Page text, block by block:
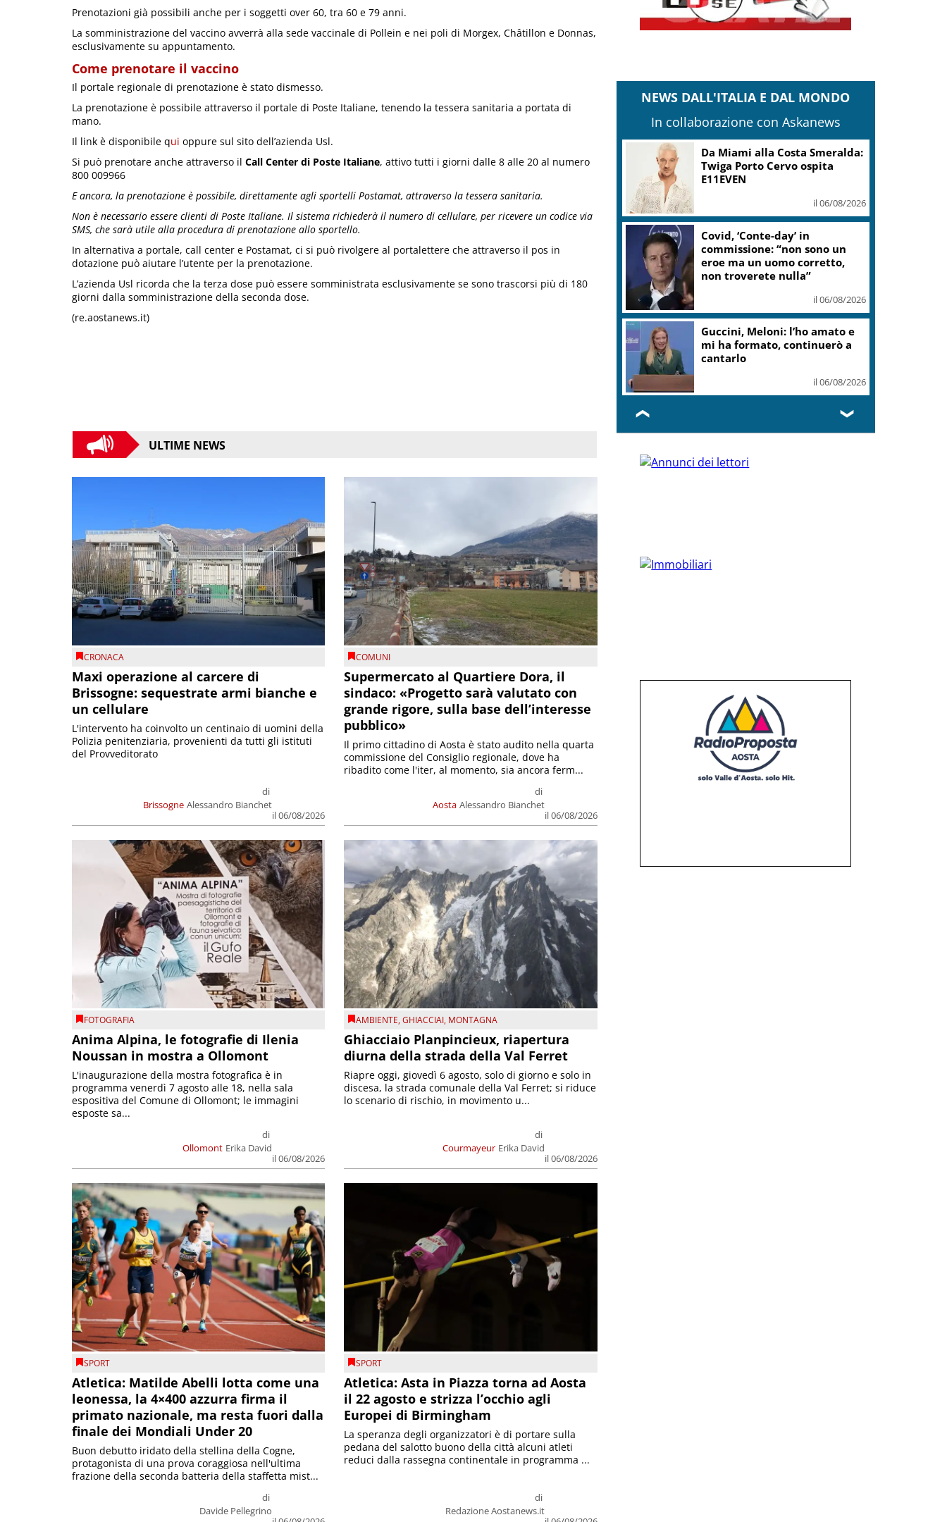
Prenotazioni già possibili anche per i soggetti over 60, tra 60 e 79 anni.
La somministrazione del vaccino avverrà alla sede vaccinale di Pollein e nei poli di Morgex, Châtillon e Donnas,
esclusivamente su appuntamento.
Come prenotare il vaccino
Il portale regionale di prenotazione è stato dismesso.
La prenotazione è possibile attraverso il portale di Poste Italiane, tenendo la tessera sanitaria a portata di
mano.
Il link è disponibile qui oppure sul sito dell’azienda Usl.
Si può prenotare anche attraverso il Call Center di Poste Italiane, attivo tutti i giorni dalle 8 alle 20 al numero
800 009966
E ancora, la prenotazione è possibile, direttamente agli sportelli Postamat, attraverso la tessera sanitaria.
Non è necessario essere clienti di Poste Italiane. Il sistema richiederà il numero di cellulare, per ricevere un codice via
SMS, che sarà utile alla procedura di prenotazione allo sportello.
In alternativa a portale, call center e Postamat, ci si può rivolgere al portalettere che attraverso il pos in
dotazione può aiutare l’utente per la prenotazione.
L’azienda Usl ricorda che la terza dose può essere somministrata esclusivamente se sono trascorsi più di 180
giorni dalla somministrazione della seconda dose.
(re.aostanews.it)
ULTIME NEWS
CRONACA
Maxi operazione al carcere di
Brissogne: sequestrate armi bianche e
un cellulare
Brissogne
di
Alessandro Bianchet
il 06/08/2026
L'intervento ha coinvolto un centinaio di uomini della
Polizia penitenziaria, provenienti da tutti gli istituti
del Provveditorato
COMUNI
Supermercato al Quartiere Dora, il
sindaco: «Progetto sarà valutato con
grande rigore, sulla base dell’interesse
pubblico»
Aosta
di
Alessandro Bianchet
il 06/08/2026
Il primo cittadino di Aosta è stato audito nella quarta
commissione del Consiglio regionale, dove ha
ribadito come l'iter, al momento, sia ancora ferm...
FOTOGRAFIA
Anima Alpina, le fotografie di Ilenia
Noussan in mostra a Ollomont
Ollomont
di
Erika David
il 06/08/2026
L'inaugurazione della mostra fotografica è in
programma venerdì 7 agosto alle 18, nella sala
espositiva del Comune di Ollomont; le immagini
esposte sa...
AMBIENTE,GHIACCIAI, MONTAGNA
Ghiacciaio Planpincieux, riapertura
diurna della strada della Val Ferret
Courmayeur
di
Erika David
il 06/08/2026
Riapre oggi, giovedì 6 agosto, solo di giorno e solo in
discesa, la strada comunale della Val Ferret; si riduce
lo scenario di rischio, in movimento u...
SPORT
Atletica: Matilde Abelli lotta come una
leonessa, la 4×400 azzurra firma il
primato nazionale, ma resta fuori dalla
finale dei Mondiali Under 20
di
Davide Pellegrino
Buon debutto iridato della stellina della Cogne,
protagonista di una prova coraggiosa nell'ultima
frazione della seconda batteria della staffetta mist...
SPORT
Atletica: Asta in Piazza torna ad Aosta
il 22 agosto e strizza l’occhio agli
Europei di Birmingham
di
Redazione Aostanews.it
La speranza degli organizzatori è di portare sulla
pedana del salotto buono della città alcuni atleti
reduci dalla rassegna continentale in programma ...
NEWS DALL'ITALIA E DAL MONDO
In collaborazione con Askanews
Da Miami alla Costa Smeralda:
Twiga Porto Cervo ospita
E11EVEN
il 06/08/2026
Covid, ‘Conte-day’ in
commissione: “non sono un
eroe ma un uomo corretto,
non troverete nulla”
il 06/08/2026
Guccini, Meloni: l’ho amato e
mi ha formato, continuerò a
cantarlo
il 06/08/2026
❮ ❯